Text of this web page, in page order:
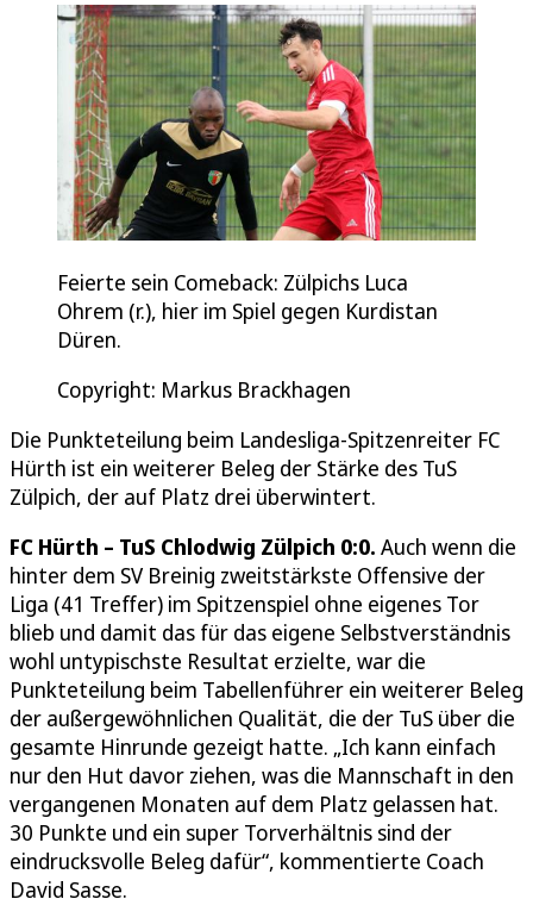
Feierte sein Comeback: Zülpichs Luca
Ohrem (r.), hier im Spiel gegen Kurdistan
Düren.
Copyright: Markus Brackhagen
Die Punkteteilung beim Landesliga-Spitzenreiter FC
Hürth ist ein weiterer Beleg der Stärke des TuS
Zülpich, der auf Platz drei überwintert.
FC Hürth – TuS Chlodwig Zülpich 0:0. Auch wenn die
hinter dem SV Breinig zweitstärkste Offensive der
Liga (41 Treffer) im Spitzenspiel ohne eigenes Tor
blieb und damit das für das eigene Selbstverständnis
wohl untypischste Resultat erzielte, war die
Punkteteilung beim Tabellenführer ein weiterer Beleg
der außergewöhnlichen Qualität, die der TuS über die
gesamte Hinrunde gezeigt hatte. „Ich kann einfach
nur den Hut davor ziehen, was die Mannschaft in den
vergangenen Monaten auf dem Platz gelassen hat.
30 Punkte und ein super Torverhältnis sind der
eindrucksvolle Beleg dafür“, kommentierte Coach
David Sasse.